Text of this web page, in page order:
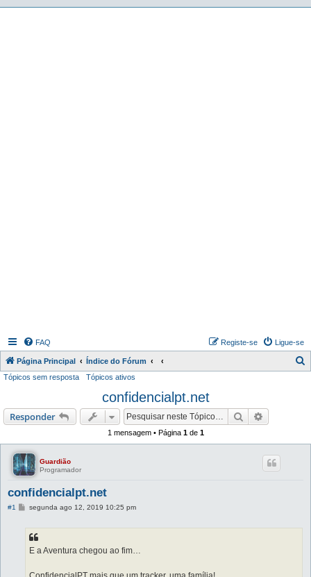
FAQ Ligue-se
Registe-se
Página Principal Índice do Fórum
i
Tópicos sem resposta Tópicos ativos
confidencialpt.net
Responder Pesquisar
1 mensagem • Página 1de 1
Guardião
Programador
confidencialpt.net
#1
M
a
g
segunda ago 12, 2019 10:25 pm
E a Aventura chegou ao fim…